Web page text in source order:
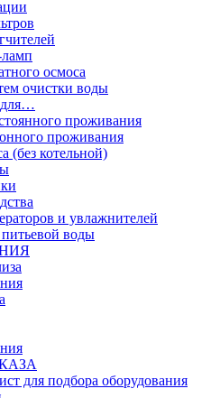
осмоса
очистки воды
для…
проживания
проживания
(без котельной)
и увлажнителей
воды
для подбора оборудования